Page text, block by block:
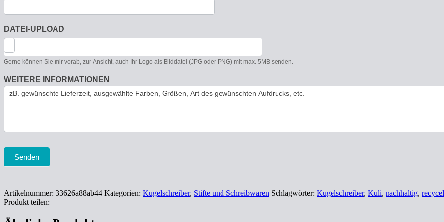
DATEI-UPLOAD
Gerne können Sie mir vorab, zur Ansicht, auch Ihr Logo als Bilddatei (JPG oder PNG) mit max. 5MB senden.
WEITERE INFORMATIONEN
Senden
Artikelnummer: 33626a88ab44 Kategorien: Kugelschreiber, Stifte und Schreibwaren Schlagwörter: Kugelschreiber, Kuli, nachhaltig,
Produkt teilen: